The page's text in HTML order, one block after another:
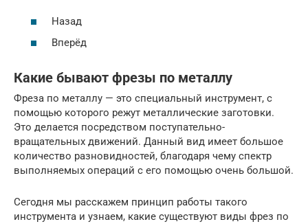
Назад
Вперёд
Какие бывают фрезы по металлу
Фреза по металлу — это специальный инструмент, с
помощью которого режут металлические заготовки.
Это делается посредством поступательно-
вращательных движений. Данный вид имеет большое
количество разновидностей, благодаря чему спектр
выполняемых операций с его помощью очень большой.
Сегодня мы расскажем принцип работы такого
инструмента и узнаем, какие существуют виды фрез по